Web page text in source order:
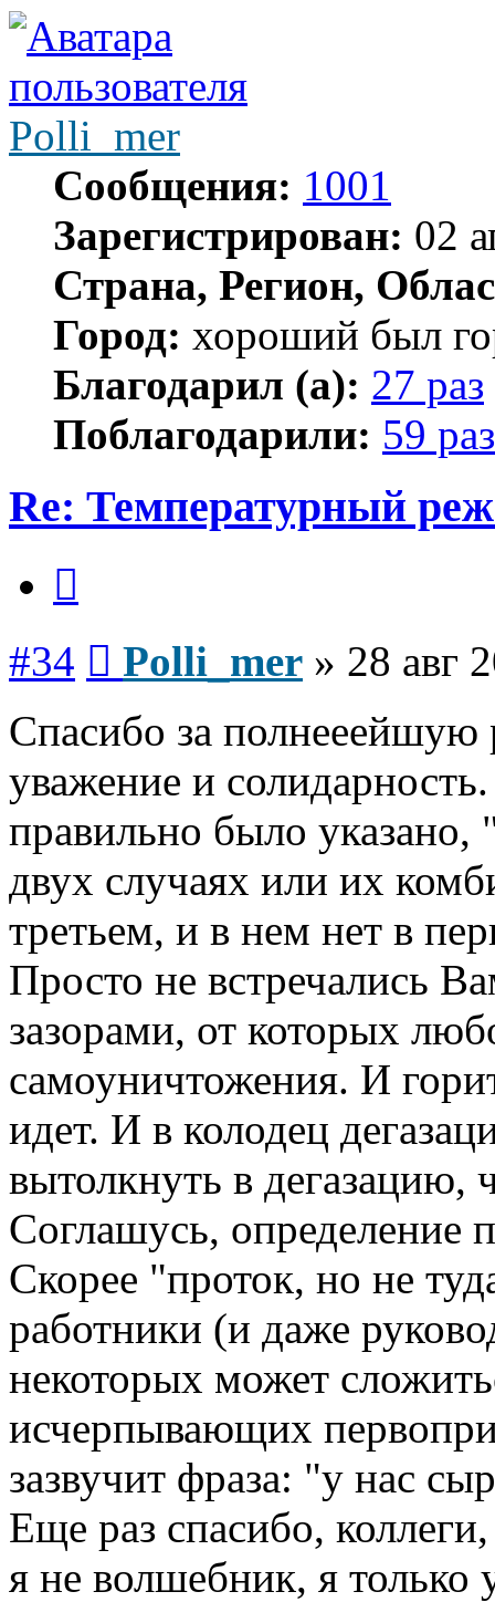
Polli_mer
Сообщения: 1001
Зарегистрирован: 02
Страна, Регион,
Город: хороший был
Благодарил (а): 27 раз
Поблагодарили: 59 раз
Re: Температурный
#34 Polli_mer » 28 авг
Спасибо за
уважение и
правильно было указано,
двух случаях или их
третьем, и в нем нет в
Просто не встречались
зазорами, от которых
самоуничтожения. И
идет. И в колодец
вытолкнуть в дегазацию,
Соглашусь, определение
Скорее "проток, но не
работники (и даже
некоторых может
исчерпывающих
зазвучит фраза: "у нас
Еще раз спасибо,
я не волшебник, я только